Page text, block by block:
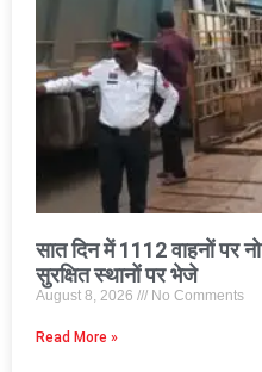
सात दिन में 1112 वाहनों पर
सुरक्षित स्थानों पर भेजे
August 8, 2026 No Comments
Read More »